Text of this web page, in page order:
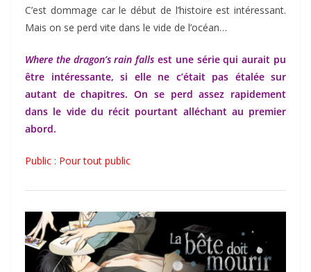
C’est dommage car le début de l’histoire est intéressant.
Mais on se perd vite dans le vide de l’océan…
Where the dragon’s rain falls est une série qui aurait pu
être intéressante, si elle ne c’était pas étalée sur
autant de chapitres. On se perd assez rapidement
dans le vide du récit pourtant alléchant au premier
abord.
Public : Pour tout public